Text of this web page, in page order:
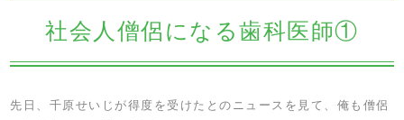
社会人僧侶になる歯科医師①
先日、千原せいじが得度を受けたとのニュースを見て、俺も僧侶